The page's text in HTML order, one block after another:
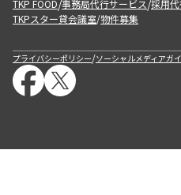
TKP FOOD/事務局代行サービス/採用
TKPスター貸会議室/物件募集
プライバシーポリシー/ソーシャルメディアガ